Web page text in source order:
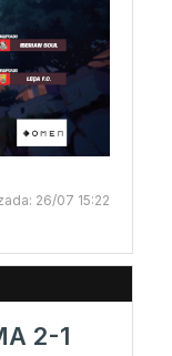
26/07 15:22
2-1